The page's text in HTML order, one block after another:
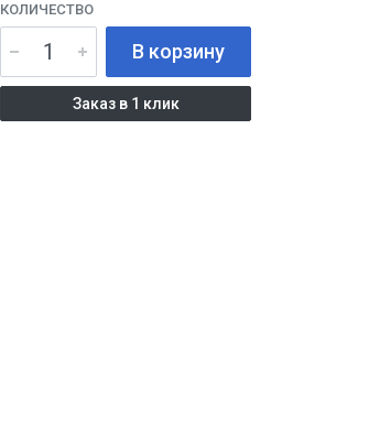
КОЛИЧЕСТВО
В корзину
Заказ в 1 клик